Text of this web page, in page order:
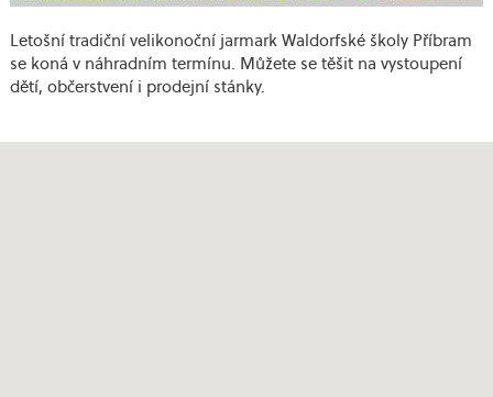
Letošní tradiční velikonoční jarmark Waldorfské školy Příbram
se koná v náhradním termínu. Můžete se těšit na vystoupení
dětí, občerstvení i prodejní stánky.